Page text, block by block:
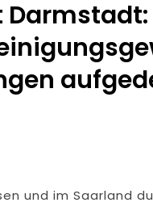
und im Saarland